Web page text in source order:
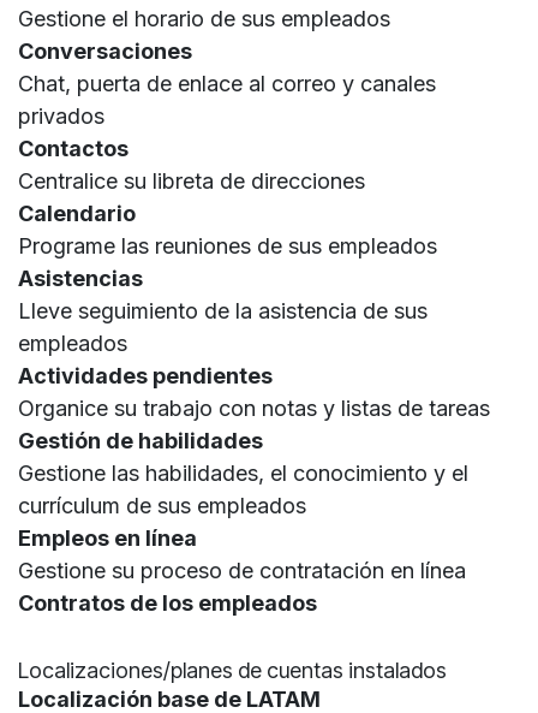
Gestione el horario de sus empleados
Conversaciones
Chat, puerta de enlace al correo y canales
privados
Contactos
Centralice su libreta de direcciones
Calendario
Programe las reuniones de sus empleados
Asistencias
Lleve seguimiento de la asistencia de sus
empleados
Actividades pendientes
Organice su trabajo con notas y listas de tareas
Gestión de habilidades
Gestione las habilidades, el conocimiento y el
currículum de sus empleados
Empleos en línea
Gestione su proceso de contratación en línea
Contratos de los empleados
Localizaciones/planes de cuentas instalados
Localización base de LATAM